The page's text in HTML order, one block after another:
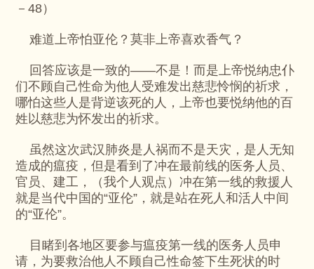
－48）
难道上帝怕亚伦？莫非上帝喜欢香气？
回答应该是一致的——不是！而是上帝悦纳忠仆
们不顾自己性命为他人受难发出慈悲怜悯的祈求，
哪怕这些人是背逆该死的人，上帝也要悦纳他的百
姓以慈悲为怀发出的祈求。
虽然这次武汉肺炎是人祸而不是天灾，是人无知
造成的瘟疫，但是看到了冲在最前线的医务人员、
官员、建工，（我个人观点）冲在第一线的救援人
就是当代中国的“亚伦”，就是站在死人和活人中间
的“亚伦”。
目睹到各地区要参与瘟疫第一线的医务人员申
请，为要救治他人不顾自己性命签下生死状的时